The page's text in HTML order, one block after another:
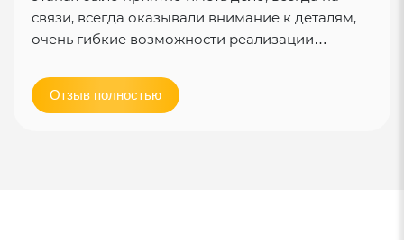
связи, всегда оказывали внимание к деталям,
очень гибкие возможности реализации…
Отзыв полностью